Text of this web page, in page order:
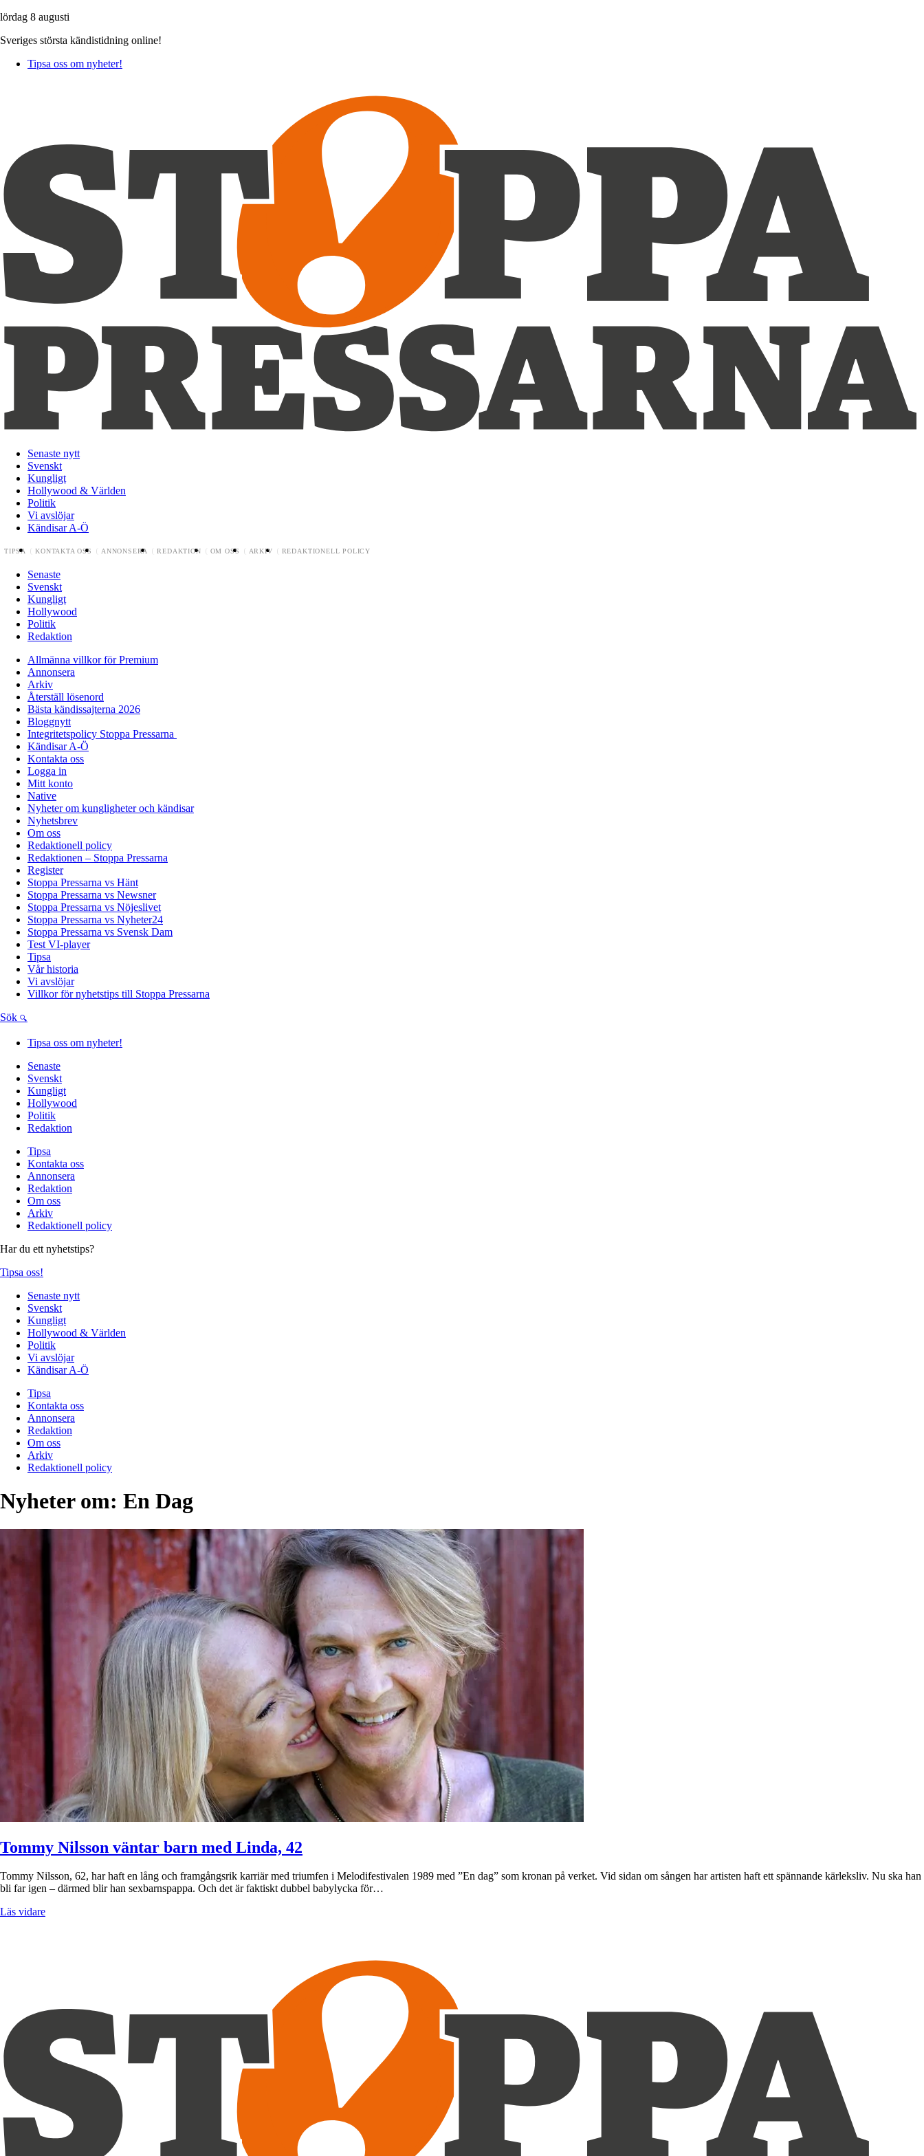
lördag 8 augusti
Sveriges största kändistidning online!
Tipsa oss om nyheter!
Senaste nytt
Svenskt
Kungligt
Hollywood & Världen
Politik
Vi avslöjar
Kändisar A-Ö
TIPSA KONTAKTA OSS ANNONSERA REDAKTION OM OSS ARKIV REDAKTIONELL POLICY
Senaste
Svenskt
Kungligt
Hollywood
Politik
Redaktion
Allmänna villkor för Premium
Annonsera
Arkiv
Återställ lösenord
Bästa kändissajterna 2026
Bloggnytt
Integritetspolicy Stoppa Pressarna
Kändisar A-Ö
Kontakta oss
Logga in
Mitt konto
Native
Nyheter om kungligheter och kändisar
Nyhetsbrev
Om oss
Redaktionell policy
Redaktionen – Stoppa Pressarna
Register
Stoppa Pressarna vs Hänt
Stoppa Pressarna vs Newsner
Stoppa Pressarna vs Nöjeslivet
Stoppa Pressarna vs Nyheter24
Stoppa Pressarna vs Svensk Dam
Test VI-player
Tipsa
Vår historia
Vi avslöjar
Villkor för nyhetstips till Stoppa Pressarna
Sök
Tipsa oss om nyheter!
Senaste
Svenskt
Kungligt
Hollywood
Politik
Redaktion
Tipsa
Kontakta oss
Annonsera
Redaktion
Om oss
Arkiv
Redaktionell policy
Har du ett nyhetstips?
Tipsa oss!
Senaste nytt
Svenskt
Kungligt
Hollywood & Världen
Politik
Vi avslöjar
Kändisar A-Ö
Tipsa
Kontakta oss
Annonsera
Redaktion
Om oss
Arkiv
Redaktionell policy
Nyheter om: En Dag
Tommy Nilsson väntar barn med Linda, 42
Tommy Nilsson, 62, har haft en lång och framgångsrik karriär med triumfen i Melodifestivalen 1989 med ”En dag” som kronan på verket. Vid sidan om sången har artisten haft ett spännande kärleksliv. Nu ska han
bli far igen – därmed blir han sexbarnspappa. Och det är faktiskt dubbel babylycka för…
Läs vidare